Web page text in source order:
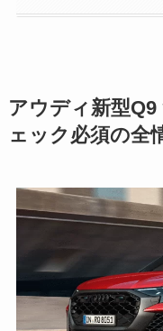
アウディ新型
ェック必須の全